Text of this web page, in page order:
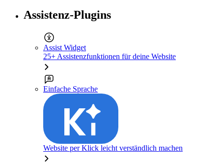
Assistenz-Plugins
Assist Widget
25+ Assistenzfunktionen für deine Website
Einfache Sprache
Website per Klick leicht verständlich machen